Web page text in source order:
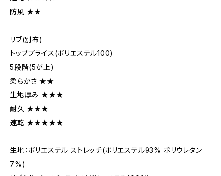
防風 ★★
リブ(別布)
トッププライス(ポリエステル100)
5段階(5が上)
柔らかさ ★★
生地厚み ★★★
耐久 ★★★
速乾 ★★★★★
生地：ポリエステル ストレッチ(ポリエステル93% ポリウレタン
7%)